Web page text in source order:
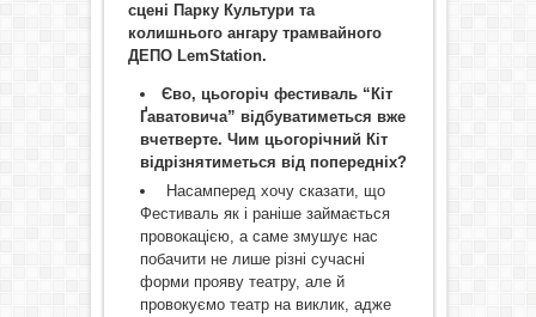
сцені Парку Культури та
колишнього ангару трамвайного
ДЕПО LemStation.
Єво, цьогоріч фестиваль “Кіт
Ґаватовича” відбуватиметься вже
вчетверте. Чим цьогорічний Кіт
відрізнятиметься від попередніх?
Насамперед хочу сказати, що
Фестиваль як і раніше займається
провокацією, а саме змушує нас
побачити не лише різні сучасні
форми прояву театру, але й
провокуємо театр на виклик, адже